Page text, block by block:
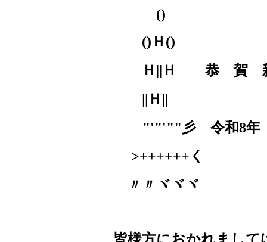
()
() Ｈ ()
Ｈ || Ｈ 恭 賀
|| Ｈ ||
"'"'"" 彡 令和8年
>++++++
〃〃ヾヾ